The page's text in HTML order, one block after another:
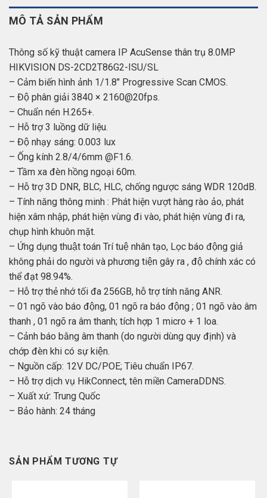
MÔ TẢ SẢN PHẨM
Thông số kỹ thuật camera IP AcuSense thân trụ 8.0MP
HIKVISION DS-2CD2T86G2-ISU/SL
– Cảm biến hình ảnh 1/1.8″ Progressive Scan CMOS.
– Độ phân giải 3840 × 2160@20fps.
– Chuẩn nén H.265+.
– Hỗ trợ 3 luồng dữ liệu.
– Độ nhạy sáng: 0.003 lux
– Ống kính 2.8/4/6mm @F1.6.
– Tầm xa đèn hồng ngoại 60m.
– Hỗ trợ 3D DNR, BLC, HLC, chống ngược sáng WDR 120dB.
– Tính năng thông minh : Phát hiện vượt hàng rào ảo, phát
hiện xâm nhập, phát hiện vùng đi vào, phát hiện vùng đi ra,
chụp hình khuôn mặt.
– Ứng dụng thuật toán Trí tuệ nhân tạo, Lọc báo động giả
không phải do người và phương tiện gây ra , độ chính xác có
thể đạt 98.94%.
– Hỗ trợ thẻ nhớ tối đa 256GB, hỗ trợ tính năng ANR.
– 01 ngõ vào báo động, 01 ngõ ra báo động ; 01 ngõ vào âm
thanh , 01 ngõ ra âm thanh; tích hợp 1 micro + 1 loa.
– Cảnh báo bằng âm thanh (do người dùng quy định) và
chớp đèn khi có sự kiện.
– Nguồn cấp: 12V DC/POE; Tiêu chuẩn IP67.
– Hỗ trợ dịch vụ HikConnect, tên miền CameraDDNS.
– Xuất xứ: Trung Quốc
– Bảo hành: 24 tháng
SẢN PHẨM TƯƠNG TỰ